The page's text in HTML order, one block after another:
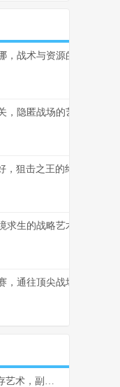
，战术与资源的深度解析
，隐匿战场的艺术与策略
，狙击之王的终极配置
求生的战略艺术，副标题
，通往顶尖战场的荣耀之
王者荣耀芈月怎么走位，暗影君主的生存艺术，副标题，穿梭战场的永恒之力